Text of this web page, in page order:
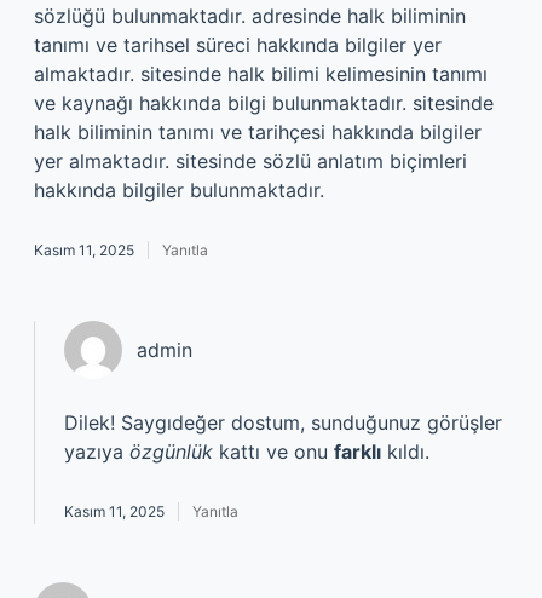
sözlüğü bulunmaktadır. adresinde halk biliminin
tanımı ve tarihsel süreci hakkında bilgiler yer
almaktadır. sitesinde halk bilimi kelimesinin tanımı
ve kaynağı hakkında bilgi bulunmaktadır. sitesinde
halk biliminin tanımı ve tarihçesi hakkında bilgiler
yer almaktadır. sitesinde sözlü anlatım biçimleri
hakkında bilgiler bulunmaktadır.
Kasım 11, 2025 Yanıtla
admin
Dilek! Saygıdeğer dostum, sunduğunuz görüşler
yazıya özgünlük kattı ve onu farklı kıldı.
Kasım 11, 2025 Yanıtla